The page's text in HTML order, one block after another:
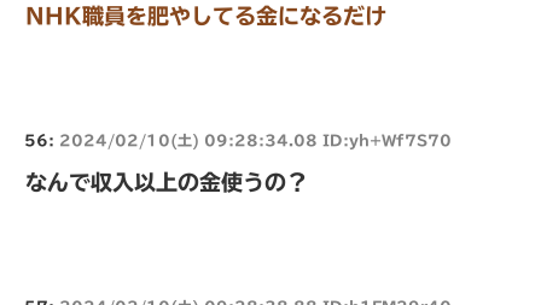
NHK職員を肥やしてる金になるだけ
56: 2024/02/10(土) 09:28:34.08 ID:yh+Wf7S70
なんで収入以上の金使うの？